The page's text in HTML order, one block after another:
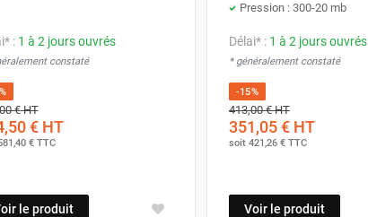
: 1 à 2 jours ouvrés
constaté
€HT
€HT
€TTC
le produit
Pression : 300-20 mb
Délai* : 1 à 2 jours ouvrés
* généralement constaté
-15%
413,00 €HT
351,05 € HT
soit 421,26 € TTC
Voir le produit